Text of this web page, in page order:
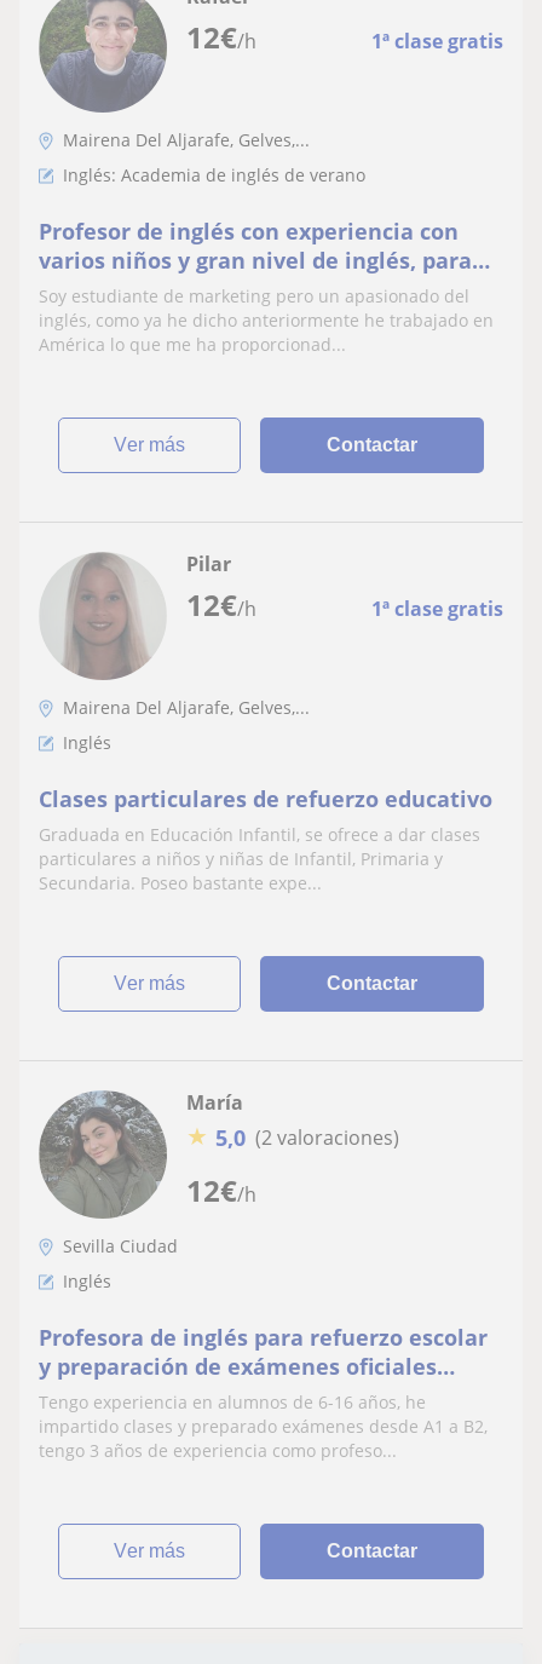
12€/h 1ª clase gratis
Mairena Del Aljarafe, Gelves,...
Inglés: Academia de inglés de verano
Profesor de inglés con experiencia con
varios niños y gran nivel de inglés, para
empezar con el nivel B2 (first certificate) y
aparte 3 meses trabajando en Estados
Unidos por lo que el listening y el
Soy estudiante de marketing pero un apasionado del
inglés, como ya he dicho anteriormente he trabajado en
América lo que me ha proporcionad...
ver más Contactar
12€/h 1ª clase gratis
Pilar
Mairena Del Aljarafe, Gelves,...
Inglés
Clases particulares de refuerzo educativo
Graduada en Educación Infantil, se ofrece a dar clases
particulares a niños y niñas de Infantil, Primaria y
Secundaria. Poseo bastante expe...
ver más Contactar
12€/h
María
★ 5,0 (2 valoraciones)
Sevilla Ciudad
Inglés
Profesora de inglés para refuerzo escolar
y preparación de exámenes oficiales
adaptado al nivel del alumno
Tengo experiencia en alumnos de 6-16 años, he
impartido clases y preparado exámenes desde A1 a B2,
tengo 3 años de experiencia como profeso...
ver más Contactar